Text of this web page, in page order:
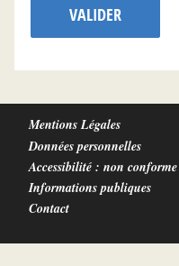
VALIDER
Mentions Légales
Données personnelles
Accessibilité : non conforme
Informations publiques
Contact